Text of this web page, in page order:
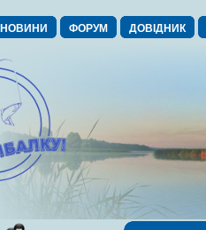
НОВИНИ ФОРУМ ДОВІДНИК